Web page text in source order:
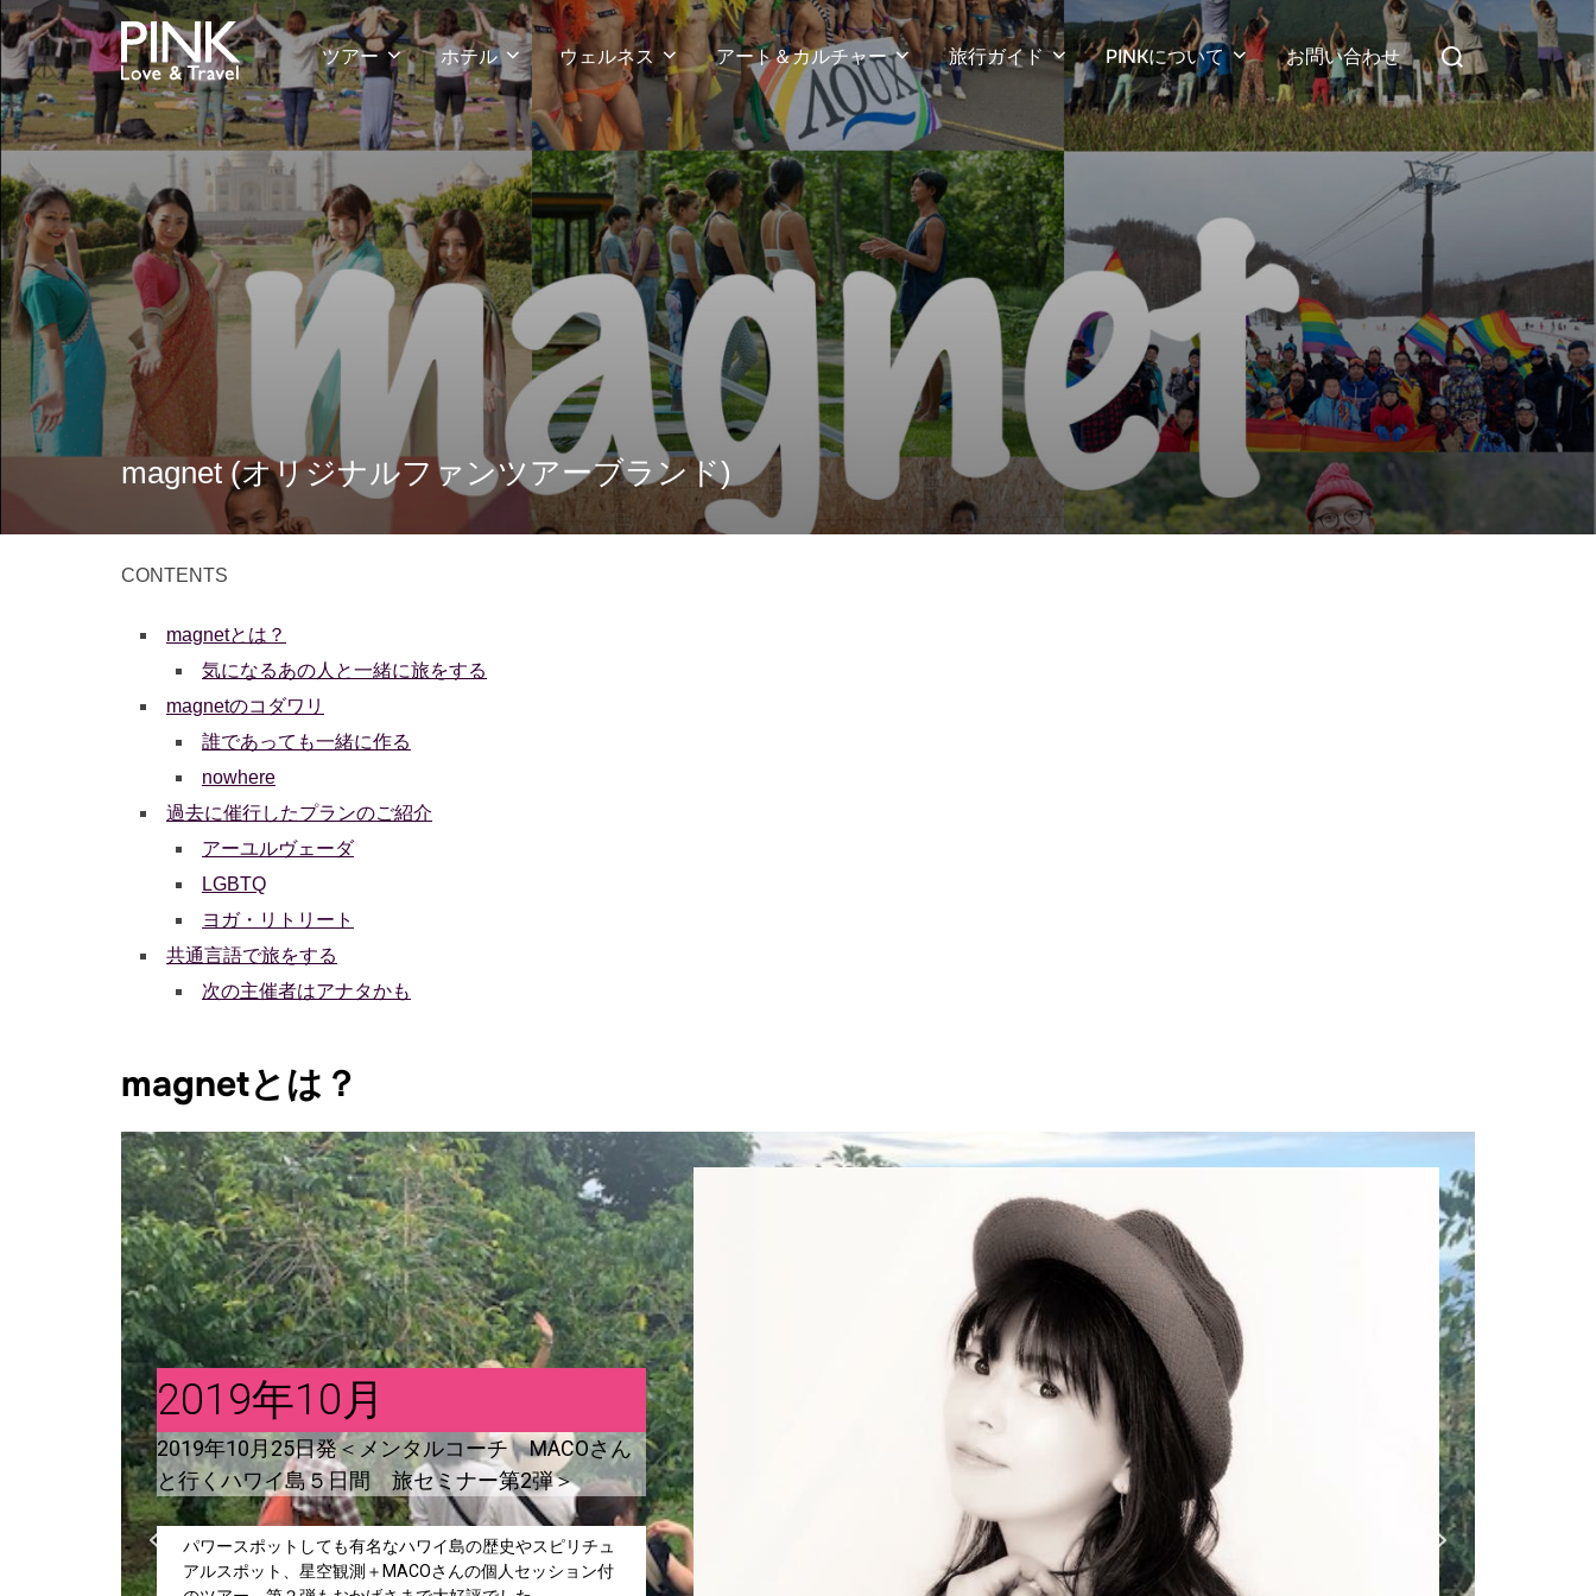
コ
ン
テ
ン
ツ
へ
ス
キ
プ
ツアー ホテル ウェルネス アート＆カルチャー 旅行ガイド PINKについて お問い合わせ
検
索
対
象:
magnet (オリジナルファンツアーブランド)
CONTENTS
magnetとは？
気になるあの人と一緒に旅をする
magnetのコダワリ
誰であっても一緒に作る
nowhere
過去に催行したプランのご紹介
アーユルヴェーダ
LGBTQ
ヨガ・リトリート
共通言語で旅をする
次の主催者はアナタかも
magnetとは？
2019年10月
2019年10月25日発＜メンタルコーチ MACOさん
と行くハワイ島５日間 旅セミナー第2弾＞
パワースポットしても有名なハワイ島の歴史やスピリチュ
アルスポット、星空観測＋MACOさんの個人セッション付